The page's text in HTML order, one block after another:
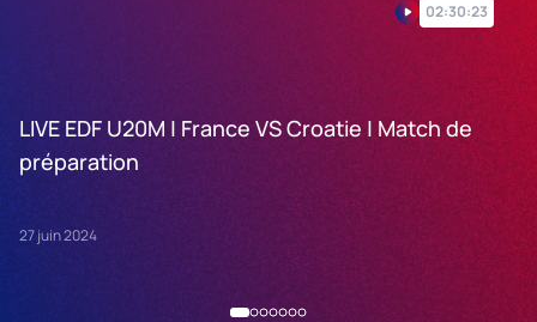
02:30:23
LIVE EDF U20M | France VS Croatie | Match de
préparation
27 juin 2024